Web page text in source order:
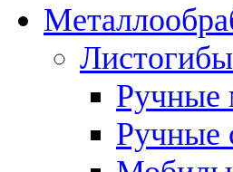
Ручные
Ручные